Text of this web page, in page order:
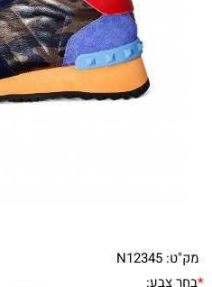
מק"ט: N12345
*בחר צבע: